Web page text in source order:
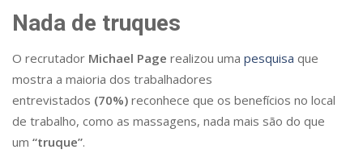
Nada de truques
O recrutador Michael Page realizou uma pesquisa que
mostra a maioria dos trabalhadores
entrevistados (70%) reconhece que os benefícios no local
de trabalho, como as massagens, nada mais são do que
um “truque”.